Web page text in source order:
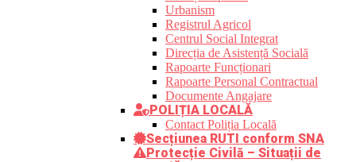
Urbanism
Registrul Agricol
Centrul Social Integrat
Direcția de Asistență Socială
Rapoarte Funcționari
Rapoarte Personal Contractual
Documente Angajare
POLIȚIA LOCALĂ
Contact Poliția Locală
Secțiunea RUTI conform SNA
Protecție Civilă – Situații de